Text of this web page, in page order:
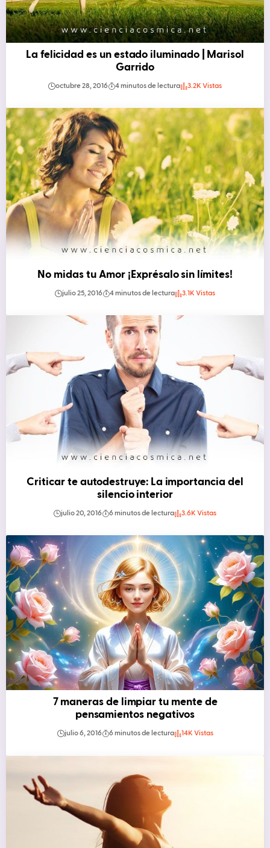
La felicidad es un estado iluminado | Marisol
Garrido
octubre 28, 2016 4 minutos de lectura 3.2K Vistas
No midas tu Amor ¡Exprésalo sin límites!
julio 25, 2016 4 minutos de lectura 3.1K Vistas
Criticar te autodestruye: La importancia del
silencio interior
julio 20, 2016 6 minutos de lectura 3.6K Vistas
7 maneras de limpiar tu mente de
pensamientos negativos
julio 6, 2016 6 minutos de lectura 14K Vistas